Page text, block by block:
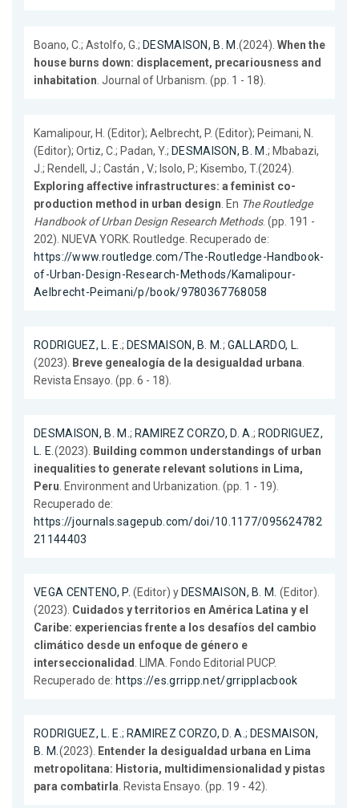
Boano, C.; Astolfo, G.; DESMAISON, B. M.(2024). When the
house burns down: displacement, precariousness and
inhabitation. Journal of Urbanism. (pp. 1 - 18).
Kamalipour, H. (Editor); Aelbrecht, P. (Editor); Peimani, N.
(Editor); Ortiz, C.; Padan, Y.; DESMAISON, B. M.; Mbabazi,
J.; Rendell, J.; Castán , V.; Isolo, P.; Kisembo, T.(2024).
Exploring affective infrastructures: a feminist co-
production method in urban design. En The Routledge
Handbook of Urban Design Research Methods. (pp. 191 -
202). NUEVA YORK. Routledge. Recuperado de:
https://www.routledge.com/The-Routledge-Handbook-
of-Urban-Design-Research-Methods/Kamalipour-
Aelbrecht-Peimani/p/book/9780367768058
RODRIGUEZ, L. E.; DESMAISON, B. M.; GALLARDO, L.
(2023). Breve genealogía de la desigualdad urbana.
Revista Ensayo. (pp. 6 - 18).
DESMAISON, B. M.; RAMIREZ CORZO, D. A.; RODRIGUEZ,
L. E.(2023). Building common understandings of urban
inequalities to generate relevant solutions in Lima,
Peru. Environment and Urbanization. (pp. 1 - 19).
Recuperado de:
https://journals.sagepub.com/doi/10.1177/095624782
21144403
VEGA CENTENO, P. (Editor) y DESMAISON, B. M. (Editor).
(2023). Cuidados y territorios en América Latina y el
Caribe: experiencias frente a los desafíos del cambio
climático desde un enfoque de género e
interseccionalidad. LIMA. Fondo Editorial PUCP.
Recuperado de: https://es.grripp.net/grripplacbook
RODRIGUEZ, L. E.; RAMIREZ CORZO, D. A.; DESMAISON,
B. M.(2023). Entender la desigualdad urbana en Lima
metropolitana: Historia, multidimensionalidad y pistas
para combatirla. Revista Ensayo. (pp. 19 - 42).